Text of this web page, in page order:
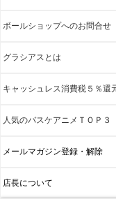
ボールショップへのお問合せ
グラシアスとは
キャッシュレス消費税５％還
人気のバスケアニメＴＯＰ３
メールマガジン登録・解除
店長について